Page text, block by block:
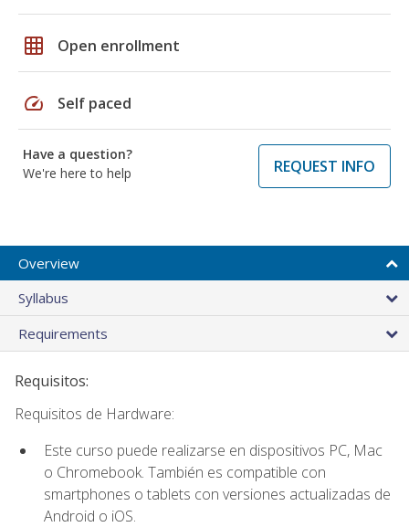
grid_on Open enrollment
speed Self paced
Have a question?
We're here to help
REQUEST INFO
Overview
Syllabus
Requirements
Requisitos:
Requisitos de Hardware:
Este curso puede realizarse en dispositivos PC, Mac
o Chromebook. También es compatible con
smartphones o tablets con versiones actualizadas de
Android o iOS.